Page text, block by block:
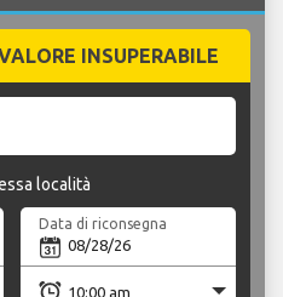
INSUPERABILE
località
Data di riconsegna